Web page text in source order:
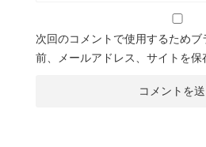
次回のコメントで使用するためブ
前、メールアドレス、サイトを保